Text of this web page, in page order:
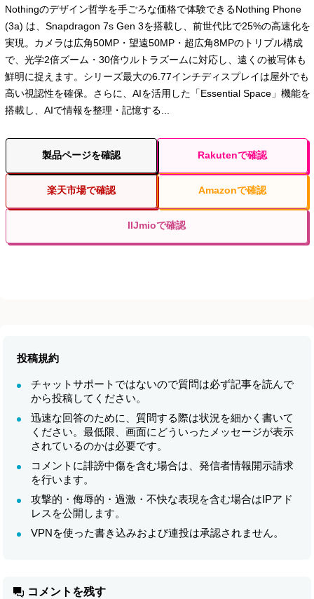
Nothingのデザイン哲学を手ごろな価格で体験できるNothing Phone
(3a) は、Snapdragon 7s Gen 3を搭載し、前世代比で25%の高速化を
実現。カメラは広角50MP・望遠50MP・超広角8MPのトリプル構成
で、光学2倍ズーム・30倍ウルトラズームに対応し、遠くの被写体も
鮮明に捉えます。シリーズ最大の6.77インチディスプレイは屋外でも
高い視認性を確保。さらに、AIを活用した「Essential Space」機能を
搭載し、AIで情報を整理・記憶する...
製品ページを確認 Rakutenで確認
楽天市場で確認 Amazonで確認
IIJmioで確認
投稿規約
チャットサポートではないので質問は必ず記事を読んで
から投稿してください。
迅速な回答のために、質問する際は状況を細かく書いて
ください。最低限、画面にどういったメッセージが表示
されているのかは必要です。
コメントに誹謗中傷を含む場合は、発信者情報開示請求
を行います。
攻撃的・侮辱的・過激・不快な表現を含む場合はIPアド
レスを公開します。
VPNを使った書き込みおよび連投は承認されません。
コメントを残す